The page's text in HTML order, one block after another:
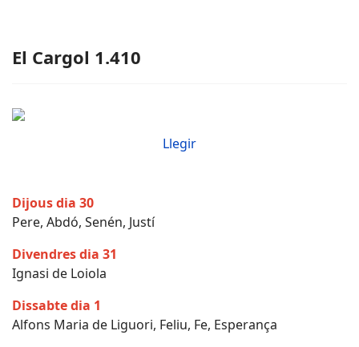
El Cargol 1.410
Llegir
Dijous dia 30
Pere, Abdó, Senén, Justí
Divendres dia 31
Ignasi de Loiola
Dissabte dia 1
Alfons Maria de Liguori, Feliu, Fe, Esperança